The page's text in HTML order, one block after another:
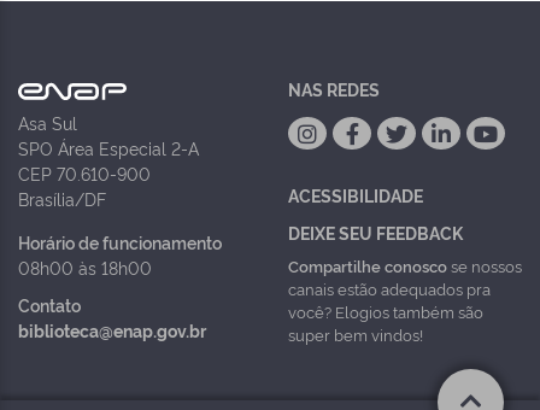
Asa Sul
SPO Área Especial 2-A
CEP 70.610-900
Brasília/DF
Horário de funcionamento
08h00 às 18h00
Contato
biblioteca@enap.gov.br
NAS REDES
ACESSIBILIDADE
DEIXE SEU FEEDBACK
Compartilhe conoscose nossos
canais estão adequados pra
você? Elogios também são
super bem vindos!